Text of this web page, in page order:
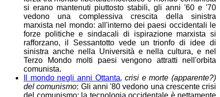
si erano mantenuti piuttosto stabili, gli anni '60 e '70
vedono una complessiva crescita della sinistra
marxista nel mondo: all'interno dei paesi occidentali le
forze politiche e sindacali di ispirazione marxista si
rafforzano, il Sessantotto vede un trionfo di idee di
sinistra anche nella Università e nella cultura, e nel
Terzo Mondo molti paesi vengono attratti nell'orbita
comunista.
Il mondo negli anni Ottanta, crisi e morte (apparente?)
del comunismo: Gli anni '80 vedono una crescente crisi